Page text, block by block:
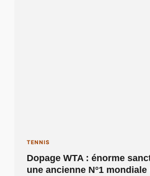
TENNIS
Dopage WTA : énorme
une ancienne N°1 mondiale